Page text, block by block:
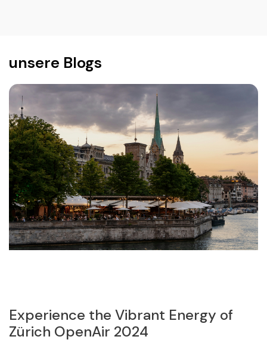
unsere Blogs
Experience the Vibrant Energy of
Zürich OpenAir 2024